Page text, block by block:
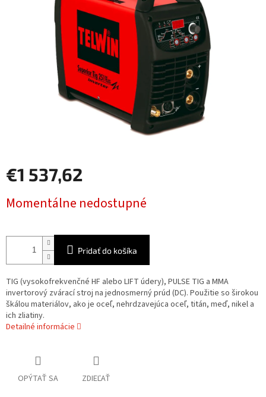
€1 537,62
cena:
Momentálne nedostupné
Pridať do košíka
TIG (vysokofrekvenčné HF alebo LIFT údery), PULSE TIG a MMA
invertorový zvárací stroj na jednosmerný prúd (DC). Použitie so širokou
škálou materiálov, ako je oceľ, nehrdzavejúca oceľ, titán, meď, nikel a
ich zliatiny.
Detailné informácie
OPÝTAŤ SA ZDIEĽAŤ